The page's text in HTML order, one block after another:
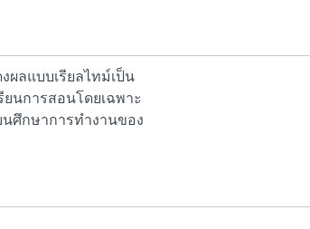
ลแบบเรียลไทม์เป็น
นการสอนโดยเฉพาะ
นศึกษาการทำงานของ